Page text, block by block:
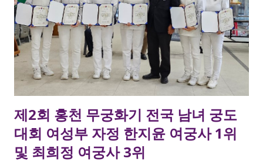
제2회 홍천 무궁화기 전국 남녀 궁도
대회 여성부 자정 한지윤 여궁사 1위
및 최희정 여궁사 3위